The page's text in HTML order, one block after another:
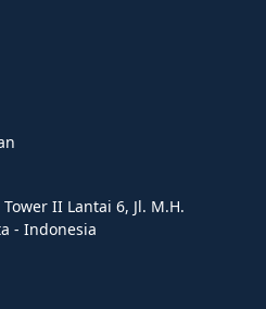
II Lantai 6, Jl. M.H.
- Indonesia